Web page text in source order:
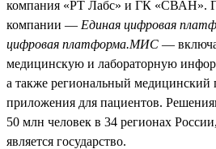
компания «РТ Лабс» и ГК «СВАН».
компании — Единая цифровая
цифровая платформа.МИС —
медицинскую и лабораторную
а также региональный медицинский
приложения для пациентов.
50 млн человек в 34 регионах
является государство.